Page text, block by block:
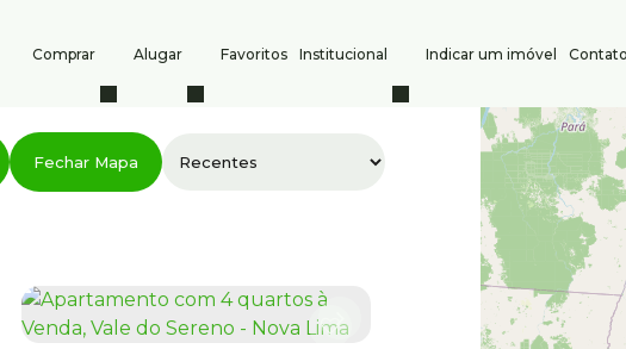
Contato
Indicar um imóvel
Institucional
Favoritos
Alugar
Comprar
Fechar Mapa
Comprar
Alugar
(31)
CRECI: PJ 6532